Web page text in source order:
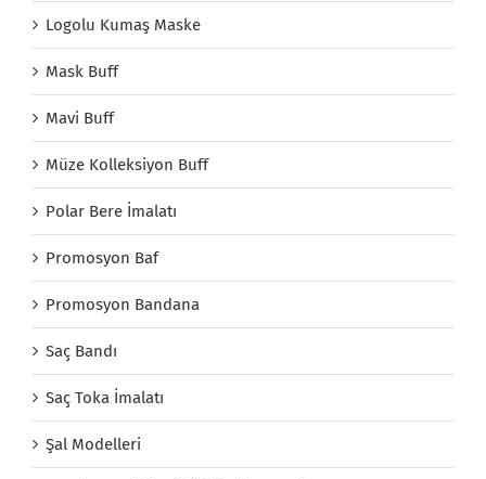
Logolu Kumaş Maske
Mask Buff
Mavi Buff
Müze Kolleksiyon Buff
Polar Bere İmalatı
Promosyon Baf
Promosyon Bandana
Saç Bandı
Saç Toka İmalatı
Şal Modelleri